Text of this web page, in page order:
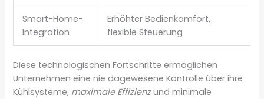
Smart-Home-
Integration
Erhöhter Bedienkomfort,
flexible Steuerung
Diese technologischen Fortschritte ermöglichen
Unternehmen eine nie dagewesene Kontrolle über ihre
Kühlsysteme, maximale Effizienzund minimale